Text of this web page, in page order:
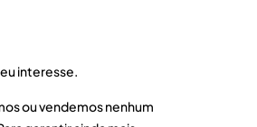
interesse.
ou vendemos nenhum